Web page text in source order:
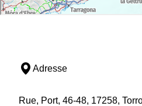
Adresse
Rue, Port, 46-48, 17258,